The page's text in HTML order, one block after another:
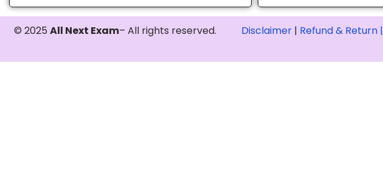
© 2025All Next Exam– All rights reserved. Disclaimer | Refund & Return |